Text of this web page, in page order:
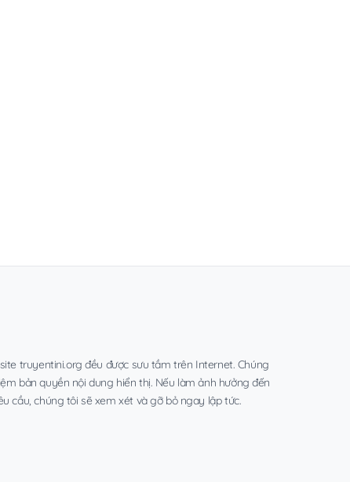
truyentini.org đều được sưu tầm trên Internet. Chúng
bản quyền nội dung hiển thị. Nếu làm ảnh hưởng đến
cầu, chúng tôi sẽ xem xét và gỡ bỏ ngay lập tức.